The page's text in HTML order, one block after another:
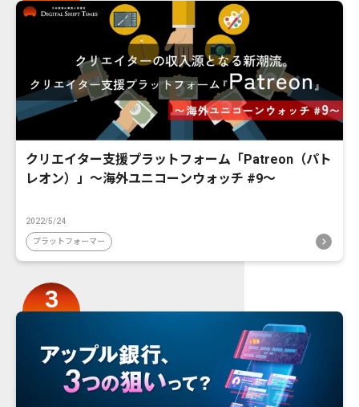
クリエイター支援プラットフォーム「Patreon（パト
レオン）」〜海外ユニコーンウォッチ #9〜
2022/5/24
プラットフォーマー